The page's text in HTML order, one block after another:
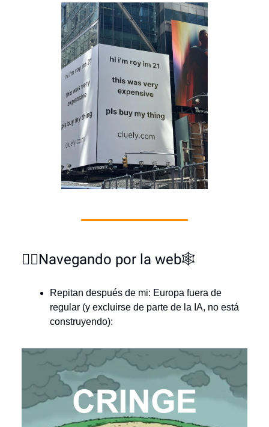
🏄‍♂️Navegando por la web🕸️
Repitan después de mi: Europa fuera de
regular (y excluirse de parte de la IA, no está
construyendo):